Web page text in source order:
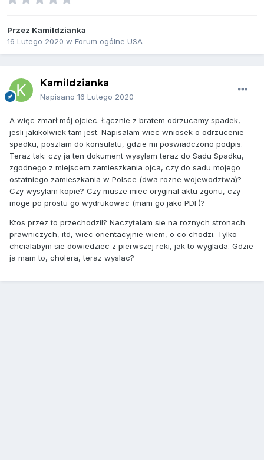
Przez Kamildzianka
16 Lutego 2020 w Forum ogólne USA
Kamildzianka
Napisano 16 Lutego 2020
A więc zmarł mój ojciec. Łącznie z bratem odrzucamy spadek,
jesli jakikolwiek tam jest. Napisalam wiec wniosek o odrzucenie
spadku, poszlam do konsulatu, gdzie mi poswiadczono podpis.
Teraz tak: czy ja ten dokument wysylam teraz do Sadu Spadku,
zgodnego z miejscem zamieszkania ojca, czy do sadu mojego
ostatniego zamieszkania w Polsce (dwa rozne wojewodztwa)?
Czy wysylam kopie? Czy musze miec oryginal aktu zgonu, czy
moge po prostu go wydrukowac (mam go jako PDF)?
Ktos przez to przechodzil? Naczytalam sie na roznych stronach
prawniczych, itd, wiec orientacyjnie wiem, o co chodzi. Tylko
chcialabym sie dowiedziec z pierwszej reki, jak to wyglada. Gdzie
ja mam to, cholera, teraz wyslac?